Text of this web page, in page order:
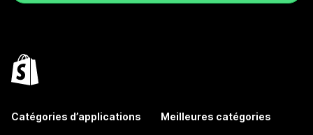
Catégories d’applications Meilleures catégories